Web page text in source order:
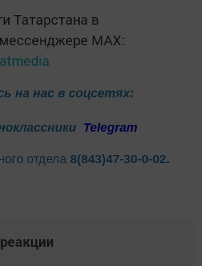
Татарстана в
MАХ:
на нас в соцсетях:
Telegram
отдела 8(843)47-30-0-02.